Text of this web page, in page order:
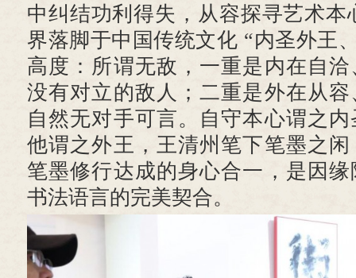
中纠结功利得失，从容探寻艺术本
界落脚于中国传统文化 “内圣外王
高度：所谓无敌，一重是内在自
没有对立的敌人；二重是外在从
自然无对手可言。自守本心谓之
他谓之外王，王清州笔下笔墨之
笔墨修行达成的身心合一，是因
书法语言的完美契合。